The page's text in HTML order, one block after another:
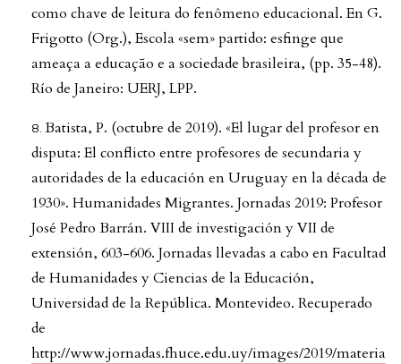
como chave de leitura do fenômeno educacional. En G.
Frigotto (Org.), Escola «sem» partido: esfinge que
ameaça a educação e a sociedade brasileira, (pp. 35-48).
Río de Janeiro: UERJ, LPP.
Batista, P. (octubre de 2019). «El lugar del profesor en
disputa: El conflicto entre profesores de secundaria y
autoridades de la educación en Uruguay en la década de
1930». Humanidades Migrantes. Jornadas 2019: Profesor
José Pedro Barrán. VIII de investigación y VII de
extensión, 603-606. Jornadas llevadas a cabo en Facultad
de Humanidades y Ciencias de la Educación,
Universidad de la República. Montevideo. Recuperado
de
http://www.jornadas.fhuce.edu.uy/images/2019/materia